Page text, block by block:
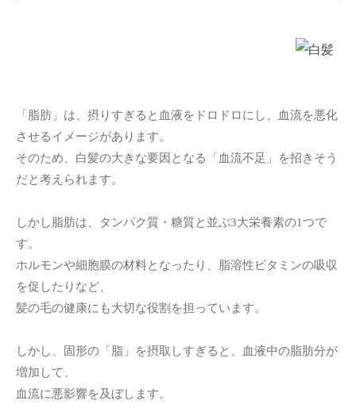
「脂肪」は、摂りすぎると血液をドロドロにし、血流を悪化
させるイメージがあります。
そのため、白髪の大きな要因となる「血流不足」を招きそう
だと考えられます。
しかし脂肪は、タンパク質・糖質と並ぶ3大栄養素の1つで
す。
ホルモンや細胞膜の材料となったり、脂溶性ビタミンの吸収
を促したりなど、
髪の毛の健康にも大切な役割を担っています。
しかし、固形の「脂」を摂取しすぎると、血液中の脂肪分が
増加して、
血流に悪影響を及ぼします。